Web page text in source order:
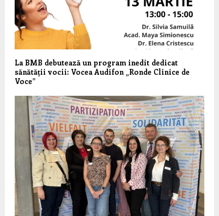
La BMB debutează un program inedit dedicat
sănătății vocii: Vocea Audifon „Ronde Clinice de
Voce”